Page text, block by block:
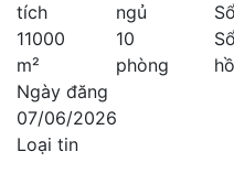
tích
11000
m²
ngủ
10
phòng
Sổ
Ngày đăng
07/06/2026
Loại tin